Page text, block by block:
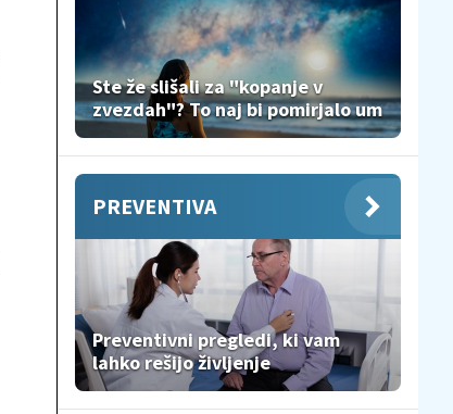
Ste že slišali za "kopanje v
zvezdah"? To naj bi pomirjalo um
PREVENTIVA
Preventivni pregledi, ki vam
lahko rešijo življenje